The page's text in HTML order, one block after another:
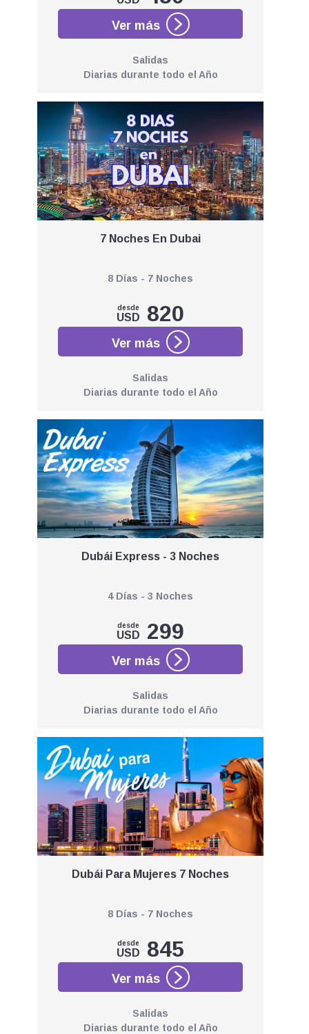
Salidas
Diarias durante todo el Año
7 Noches En Dubai
8 Días - 7 Noches
desde
USD 820
Salidas
Diarias durante todo el Año
Dubái Express - 3 Noches
4 Días - 3 Noches
desde
USD 299
Salidas
Diarias durante todo el Año
Dubái Para Mujeres 7 Noches
8 Días - 7 Noches
desde
USD 845
Salidas
Diarias durante todo el Año